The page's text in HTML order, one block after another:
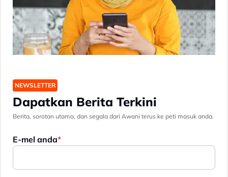
NEWSLETTER
Dapatkan Berita Terkini
Berita, sorotan utama, dan segala dari Awani terus ke peti masuk anda.
E-mel anda